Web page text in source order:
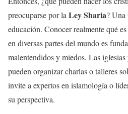
preocuparse por la Ley Sharia? Una
educación. Conocer realmente qué
en diversas partes del mundo es
malentendidos y miedos. Las
pueden organizar charlas o talleres
invite a expertos en islamología o
su perspectiva.